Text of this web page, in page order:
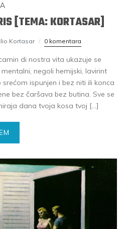
[TEMA: KORTASAR]
Kortasar 0 komentara
di nostra vita ukazuje se
negoli hemijski, lavirint
ispunjen i bez niti ili konca
bez čaršava bez butina. Sve se
dana tvoja kosa tvoj […]